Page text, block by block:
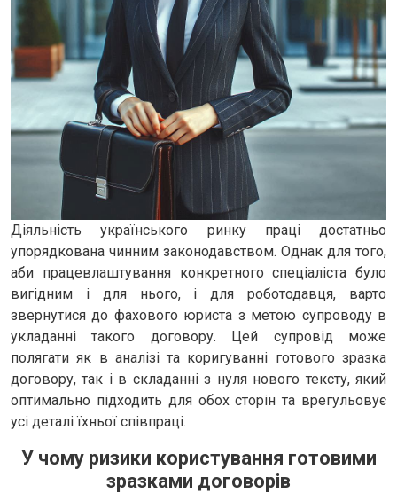
Діяльність українського ринку праці достатньо
упорядкована чинним законодавством. Однак для того,
аби працевлаштування конкретного спеціаліста було
вигідним і для нього, і для роботодавця, варто
звернутися до фахового юриста з метою супроводу в
укладанні такого договору. Цей супровід може
полягати як в аналізі та коригуванні готового зразка
договору, так і в складанні з нуля нового тексту, який
оптимально підходить для обох сторін та врегульовує
усі деталі їхньої співпраці.
У чому ризики користування готовими
зразками договорів